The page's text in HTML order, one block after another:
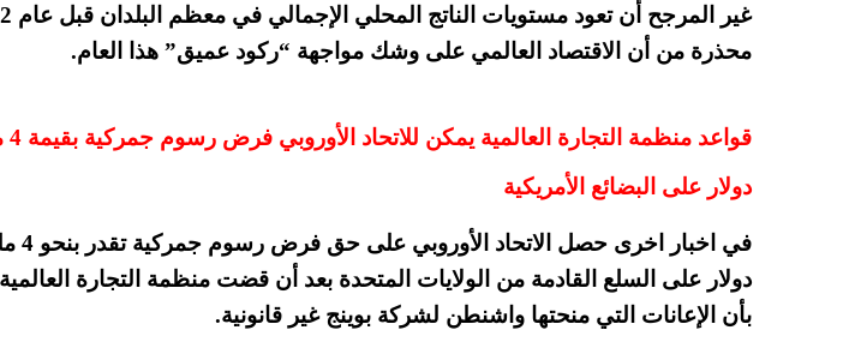
محذرة من أن الاقتصاد العالمي على وشك مواجهة “ركود عميق” هذا العام.
قواعد
دولار على البضائع الأمريكية
في اخبار اخرى حصل
دولار على السلع القادمة من الولايات المتحدة بعد أن قضت منظمة التجارة العالمية
بأن الإعانات التي منحتها واشنطن لشركة بوينج غير قانونية.